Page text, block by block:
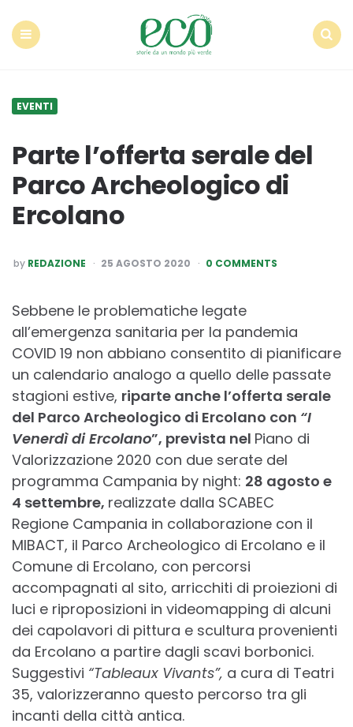
EVENTI
Parte l’offerta serale del
Parco Archeologico di
Ercolano
POSTED
BY
by REDAZIONE 25 AGOSTO 2020 0 COMMENTS
Sebbene le problematiche legate
all’emergenza sanitaria per la pandemia
COVID 19 non abbiano consentito di pianificare
un calendario analogo a quello delle passate
stagioni estive, riparte anche l’offerta serale
del Parco Archeologico di Ercolano con “I
Venerdì di Ercolano”, prevista nel Piano di
Valorizzazione 2020 con due serate del
programma Campania by night: 28 agosto e
4 settembre, realizzate dalla SCABEC
Regione Campania in collaborazione con il
MIBACT, il Parco Archeologico di Ercolano e il
Comune di Ercolano, con percorsi
accompagnati al sito, arricchiti di proiezioni di
luci e riproposizioni in videomapping di alcuni
dei capolavori di pittura e scultura provenienti
da Ercolano a partire dagli scavi borbonici.
Suggestivi “Tableaux Vivants”, a cura di Teatri
35, valorizzeranno questo percorso tra gli
incanti della città antica.